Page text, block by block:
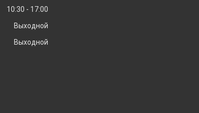
10:30
17:00
Выходной
Выходной